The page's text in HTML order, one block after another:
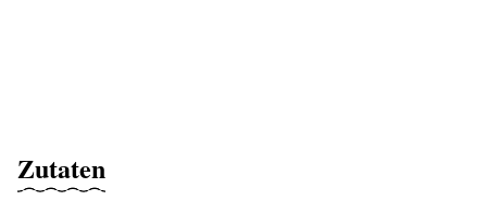
Zutaten